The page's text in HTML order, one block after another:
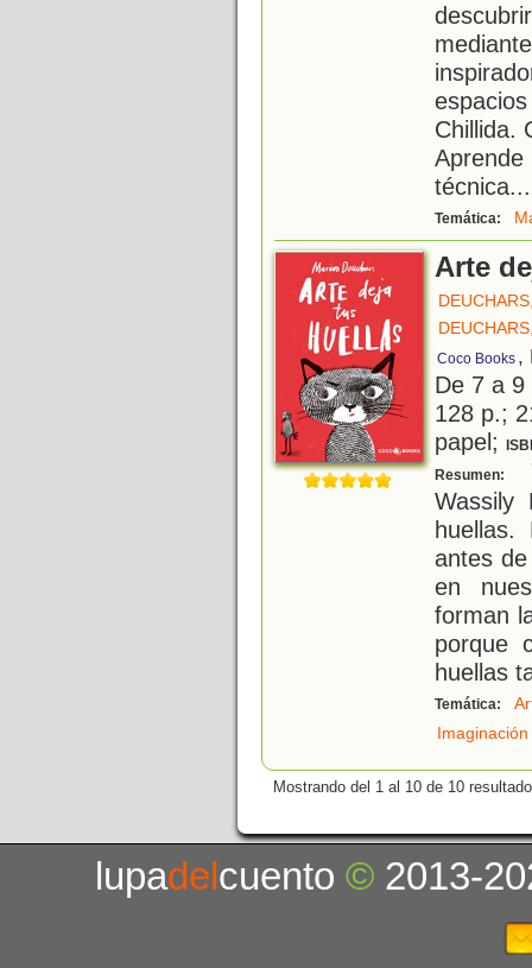
Chillida.
técnica...
Temática:
Arte
Coco Books ,
De 7 a
128 p.;
papel;
Resumen:
Wassily
huellas.
antes
en
forman
porque
huellas
Temática:
Imaginación
Mostrando del 1 al 10 de 10
lupadelcuento© 2013-